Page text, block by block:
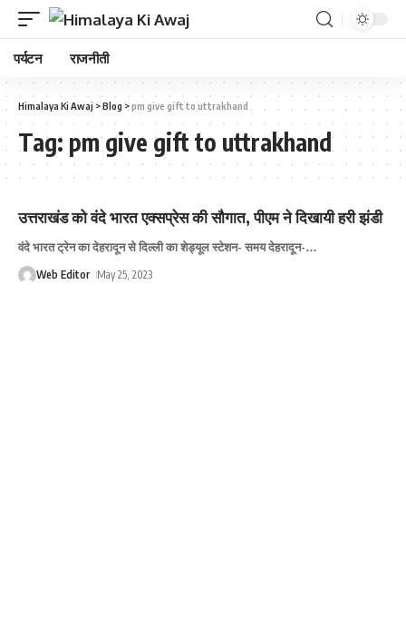
पर्यटन राजनीती
Himalaya Ki Awaj >Blog >pm give gift to uttrakhand
Tag: pm give gift to uttrakhand
उत्तराखंड को वंदे भारत एक्सप्रेस की सौगात, पीएम ने दिखायी हरी झंडी
वंदे भारत ट्रेन का देहरादून से दिल्ली का शेड्यूल स्टेशन- समय देहरादून-…
Web Editor May 25, 2023